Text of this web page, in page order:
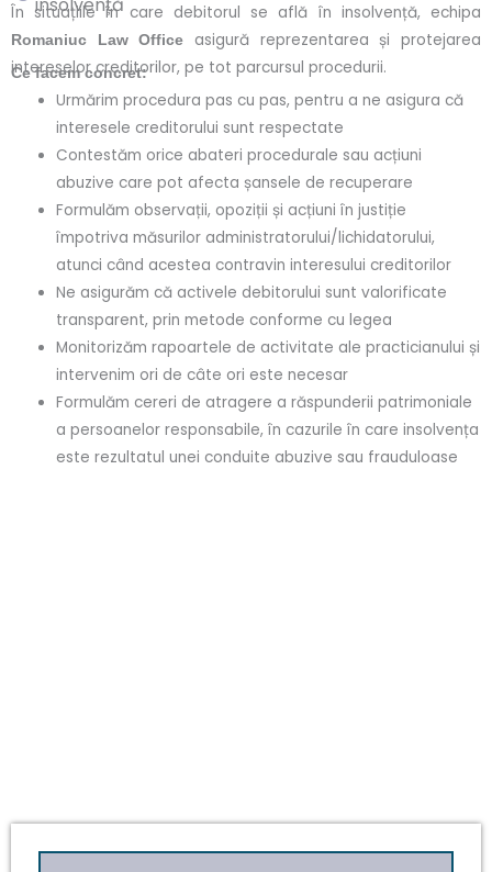
În situațiile în care debitorul se află în insolvență, echipa
Romaniuc Law Office
asigură reprezentarea și protejarea
intereselor creditorilor, pe tot parcursul procedurii.
Ce facem concret:
Urmărim procedura pas cu pas, pentru a ne asigura că
interesele creditorului sunt respectate
Contestăm orice abateri procedurale sau acțiuni
abuzive care pot afecta șansele de recuperare
Formulăm observații, opoziții și acțiuni în justiție
împotriva măsurilor administratorului/lichidatorului,
atunci când acestea contravin interesului creditorilor
Ne asigurăm că activele debitorului sunt valorificate
transparent, prin metode conforme cu legea
Monitorizăm rapoartele de activitate ale practicianului și
intervenim ori de câte ori este necesar
Formulăm cereri de atragere a răspunderii patrimoniale
a persoanelor responsabile, în cazurile în care insolvența
este rezultatul unei conduite abuzive sau frauduloase